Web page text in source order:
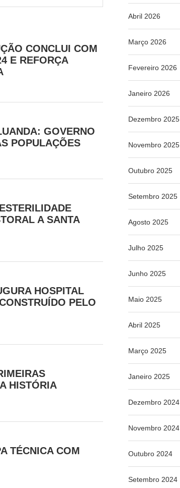
CONCLUI COM
E REFORÇA
GOVERNO
POPULAÇÕES
A SANTA
HOSPITAL
PELO
HISTÓRIA
TÉCNICA COM
Abril 2026
Março 2026
Fevereiro 2026
Janeiro 2026
Dezembro 2025
Novembro 2025
Outubro 2025
Setembro 2025
Agosto 2025
Julho 2025
Junho 2025
Maio 2025
Abril 2025
Março 2025
Janeiro 2025
Dezembro 2024
Novembro 2024
Outubro 2024
Setembro 2024